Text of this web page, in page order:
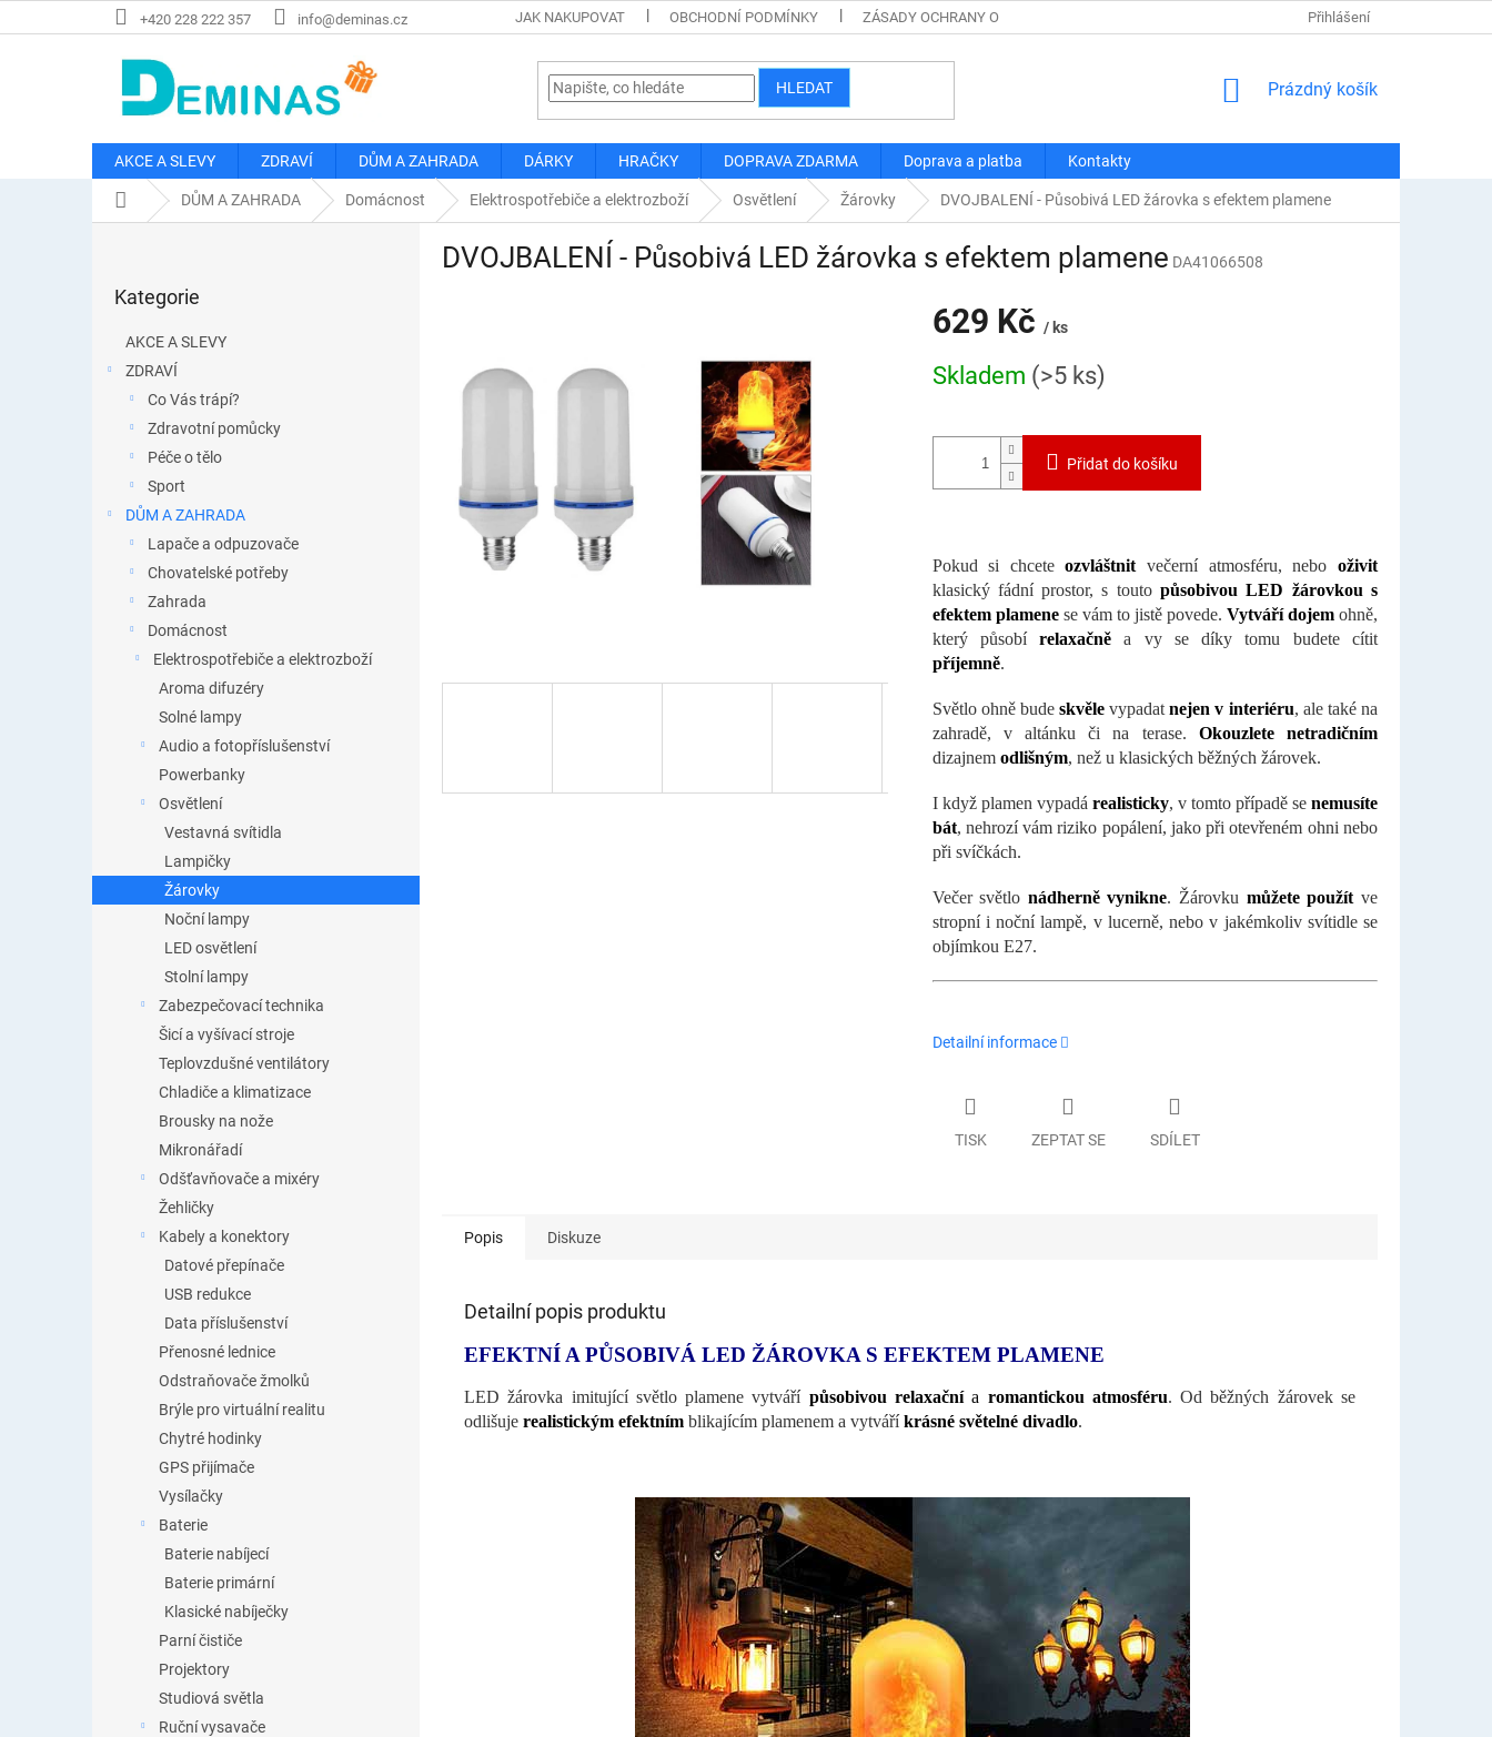
na
+420 228 222 357 info@deminas.cz JAK NAKUPOVAT OBCHODNÍ PODMÍNKY ZÁSADY OCHRANY OSOBNÍCH ÚDAJŮ DOPRAVA A PLATBA
Přihlášení
HLEDAT
NÁKUPNÍ
Prázdný košík
AKCE A SLEVY ZDRAVÍ DŮM A ZAHRADA DÁRKY HRAČKY DOPRAVA ZDARMA Doprava a platba Kontakty
Domů DŮM A ZAHRADA Domácnost Elektrospotřebiče a elektrozboží Osvětlení Žárovky DVOJBALENÍ - Působivá LED žárovka s efektem plamene
kategorie
Kategorie
AKCE A SLEVY
ZDRAVÍ
Co Vás trápí?
Zdravotní pomůcky
Péče o tělo
Sport
DŮM A ZAHRADA
Lapače a odpuzovače
Chovatelské potřeby
Zahrada
Domácnost
Elektrospotřebiče a elektrozboží
Aroma difuzéry
Solné lampy
Audio a fotopříslušenství
Powerbanky
Osvětlení
Vestavná svítidla
Lampičky
Žárovky
Noční lampy
LED osvětlení
Stolní lampy
Zabezpečovací technika
Šicí a vyšívací stroje
Teplovzdušné ventilátory
Chladiče a klimatizace
Brousky na nože
Mikronářadí
Odšťavňovače a mixéry
Žehličky
Kabely a konektory
Datové přepínače
USB redukce
Data příslušenství
Přenosné lednice
Odstraňovače žmolků
Brýle pro virtuální realitu
Chytré hodinky
GPS přijímače
Vysílačky
Baterie
Baterie nabíjecí
Baterie primární
Klasické nabíječky
Parní čističe
Projektory
Studiová světla
Ruční vysavače
DVOJBALENÍ - Působivá LED žárovka s efektem plamene DA41066508
629 Kč / ks
cena:
Skladem (>5 ks)
Přidat do košíku
Pokud si chceteozvláštnitvečerní atmosféru, nebooživit
klasický fádní prostor, s toutopůsobivou LED žárovkou s
efektem plamenese vám to jistě povede. Vytváří dojemohně,
který působí
relaxačně a vy se díky tomu budete cítit
příjemně.
Světlo ohně bude skvělevypadatnejen v interiéru, ale také na
zahradě, v altánku či na terase. Okouzlete netradičním
dizajnem odlišným, než u klasických běžných žárovek.
I když plamen vypadá realisticky, v tomto případě senemusíte
bát, nehrozí vám riziko popálení, jako při otevřeném ohni nebo
při svíčkách.
Večer světlo nádherně vynikne. Žárovku můžete použítve
stropní i noční lampě, v lucerně, nebo v jakémkoliv svítidle se
objímkou E27.
Detailní informace
TISK ZEPTAT SE SDÍLET
Popis Diskuze
Detailní popis produktu
EFEKTNÍ A PŮSOBIVÁ LED ŽÁROVKA S EFEKTEM PLAMENE
LED žárovka imitující světlo plamene vytváří působivou relaxačnía romantickou atmosféru. Od běžných žárovek se
odlišuje realistickým efektním blikajícím plamenem a vytváříkrásné světelné divadlo.